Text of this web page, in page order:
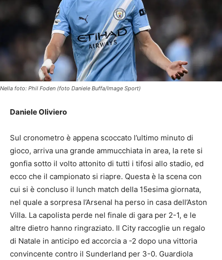
Nella foto: Phil Foden (foto Daniele Buffa/Image Sport)
Daniele Oliviero
Sul cronometro è appena scoccato l’ultimo minuto di
gioco, arriva una grande ammucchiata in area, la rete si
gonfia sotto il volto attonito di tutti i tifosi allo stadio, ed
ecco che il campionato si riapre. Questa è la scena con
cui si è concluso il lunch match della 15esima giornata,
nel quale a sorpresa l’Arsenal ha perso in casa dell’Aston
Villa. La capolista perde nel finale di gara per 2-1, e le
altre dietro hanno ringraziato. Il City raccoglie un regalo
di Natale in anticipo ed accorcia a -2 dopo una vittoria
convincente contro il Sunderland per 3-0. Guardiola